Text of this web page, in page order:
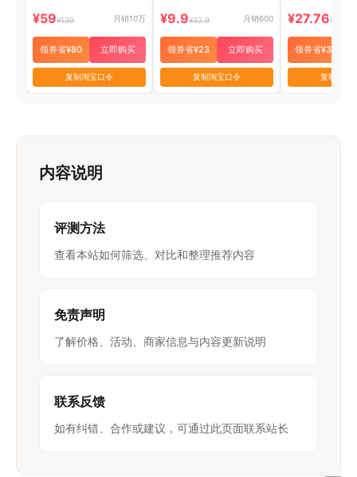
¥59¥139 月销10万
领券省¥80 立即购买
复制淘宝口令
¥9.9¥32.9 月销600
领券省¥23 立即购买
复制淘宝口令
¥27.76¥57.76
领券省¥30
复制淘宝
内容说明
评测方法
查看本站如何筛选、对比和整理推荐内容
免责声明
了解价格、活动、商家信息与内容更新说明
联系反馈
如有纠错、合作或建议，可通过此页面联系站长